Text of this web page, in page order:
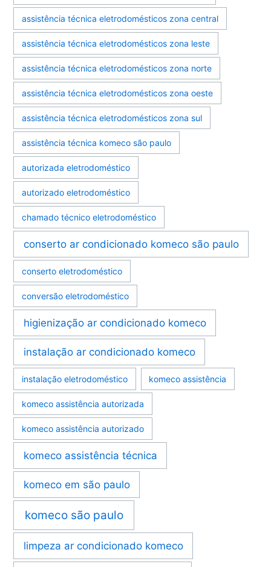
assistência técnica eletrodomésticos zona central
assistência técnica eletrodomésticos zona leste
assistência técnica eletrodomésticos zona norte
assistência técnica eletrodomésticos zona oeste
assistência técnica eletrodomésticos zona sul
assistência técnica komeco são paulo
autorizada eletrodoméstico
autorizado eletrodoméstico
chamado técnico eletrodoméstico
conserto ar condicionado komeco são paulo
conserto eletrodoméstico
conversão eletrodoméstico
higienização ar condicionado komeco
instalação ar condicionado komeco
instalação eletrodoméstico komeco assistência
komeco assistência autorizada
komeco assistência autorizado
komeco assistência técnica
komeco em são paulo
komeco são paulo
limpeza ar condicionado komeco